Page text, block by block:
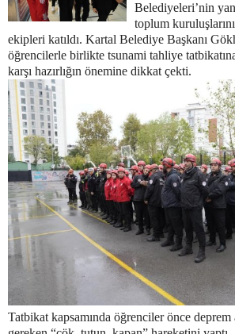
Belediyeleri’nin
toplum
ekipleri katıldı. Kartal Belediye Başkanı
öğrencilerle birlikte tsunami tahliye
karşı hazırlığın önemine dikkat çekti.
Tatbikat kapsamında öğrenciler önce deprem